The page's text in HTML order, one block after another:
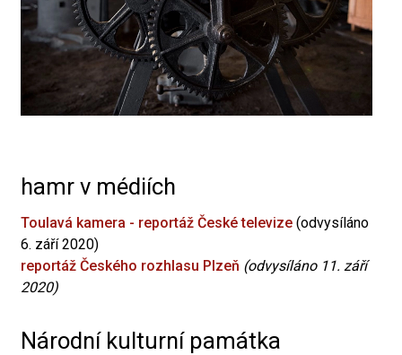
hamr v médiích
Toulavá kamera - reportáž České televize (odvysíláno
6. září 2020)
reportáž Českého rozhlasu Plzeň (odvysíláno 11. září
2020)
Národní kulturní památka